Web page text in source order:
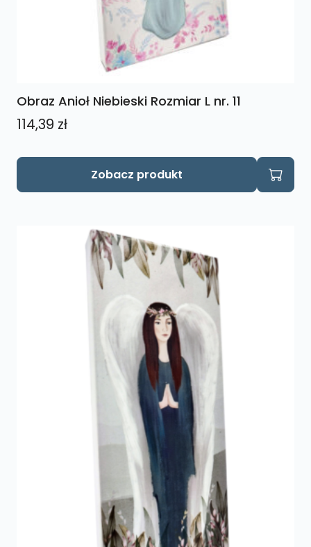
Obraz Anioł Niebieski Rozmiar L nr. 11
114,39 zł
Zobacz produkt